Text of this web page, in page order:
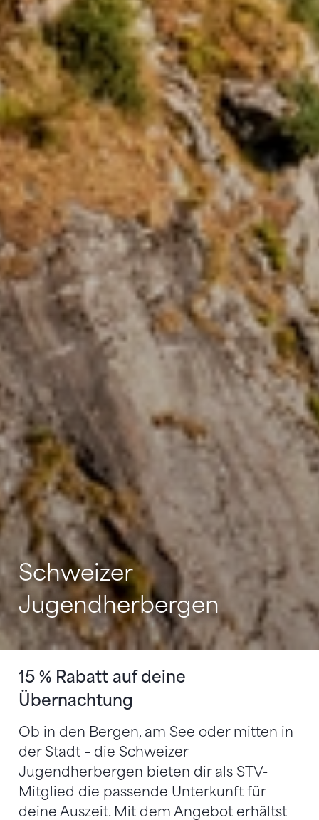
Schweizer
Jugendherbergen
15 % Rabatt auf deine
Übernachtung
Ob in den Bergen, am See oder mitten in
der Stadt – die Schweizer
Jugendherbergen bieten dir als STV-
Mitglied die passende Unterkunft für
deine Auszeit. Mit dem Angebot erhältst